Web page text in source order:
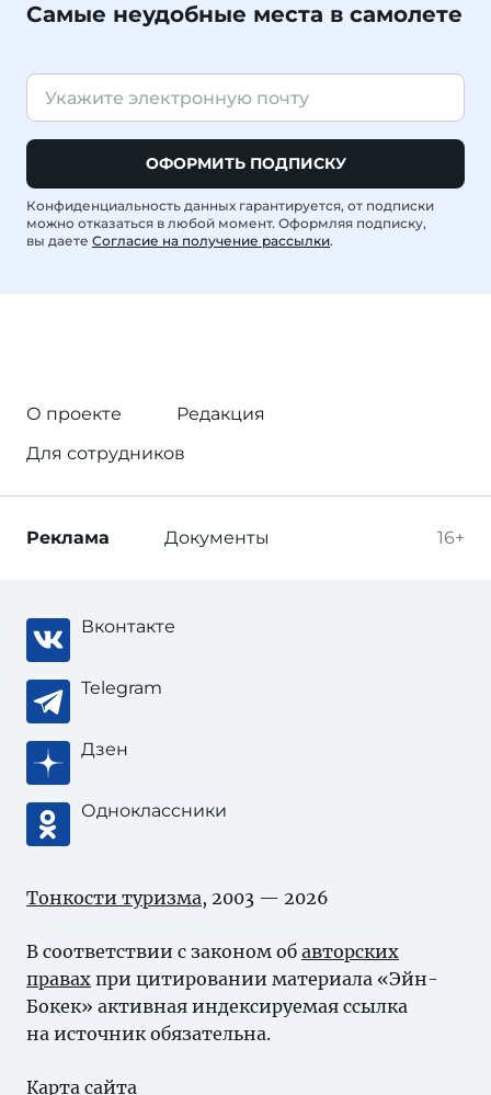
Самые неудобные места в самолете
ОФОРМИТЬ ПОДПИСКУ
Конфиденциальность данных гарантируется, от подписки
можно отказаться в любой момент. Оформляя подписку,
вы даете Согласие на получение рассылки.
О проекте
Редакция
Для сотрудников
16+
Реклама Документы
Вконтакте
Telegram
Дзен
Одноклассники
Тонкости туризма, 2003 — 2026
В соответствии с законом об авторских
правах при цитировании материала «Эйн-
Бокек» активная индексируемая ссылка
на источник обязательна.
Карта сайта